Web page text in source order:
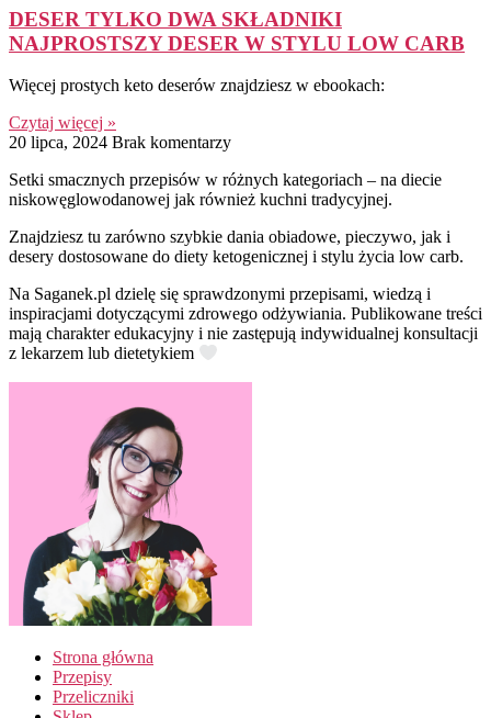
DESER TYLKO DWA SKŁADNIKI
NAJPROSTSZY DESER W STYLU LOW CARB
Więcej prostych keto deserów znajdziesz w ebookach:
Czytaj więcej »
20 lipca, 2024 Brak komentarzy
Setki smacznych przepisów w różnych kategoriach – na diecie
niskowęglowodanowej jak również kuchni tradycyjnej.
Znajdziesz tu zarówno szybkie dania obiadowe, pieczywo, jak i
desery dostosowane do diety ketogenicznej i stylu życia low carb.
Na Saganek.pl dzielę się sprawdzonymi przepisami, wiedzą i
inspiracjami dotyczącymi zdrowego odżywiania. Publikowane treści
mają charakter edukacyjny i nie zastępują indywidualnej konsultacji
z lekarzem lub dietetykiem
Strona główna
Przepisy
Przeliczniki